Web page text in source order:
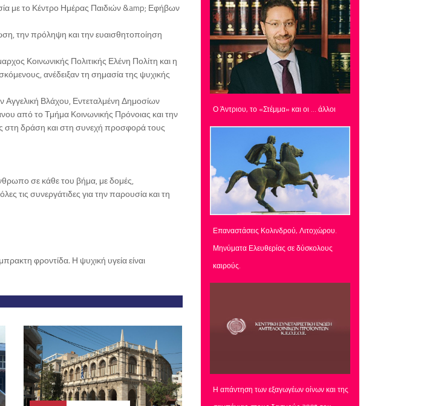
με το Κέντρο Ημέρας Παιδιών &amp; Εφήβων
την πρόληψη και την ευαισθητοποίηση
Κοινωνικής Πολιτικής Ελένη Πολίτη και η
ανέδειξαν τη σημασία της ψυχικής
Αγγελική Βλάχου, Εντεταλμένη Δημοσίων
από το Τμήμα Κοινωνικής Πρόνοιας και την
στη δράση και στη συνεχή προσφορά τους
σε κάθε του βήμα, με δομές,
τις συνεργάτιδες για την παρουσία και τη
φροντίδα. Η ψυχική υγεία είναι
Ο Άντριου, το «Στέμμα» και οι … άλλοι
Επαναστάσεις Κολινδρού, Λιτοχώρου.
Μηνύματα Ελευθερίας σε δύσκολους
καιρούς.
Η απάντηση των εξαγωγέων οίνων και της